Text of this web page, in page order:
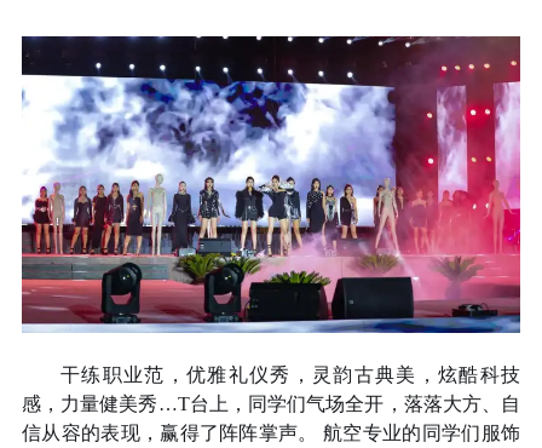
干练职业范，优雅礼仪秀，灵韵古典美，炫酷科技
感，力量健美秀…T台上，同学们气场全开，落落大方、自
信从容的表现，赢得了阵阵掌声。 航空专业的同学们服饰